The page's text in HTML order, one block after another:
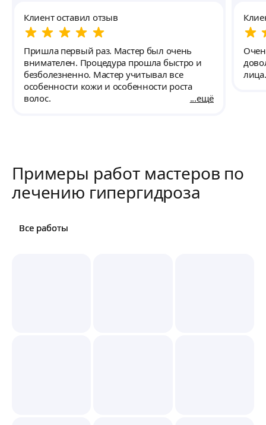
Клиент оставил отзыв
Пришла первый раз. Мастер был очень
внимателен. Процедура прошла быстро и
безболезненно. Мастер учитывал все
особенности кожи и особенности роста
волос.
ещё
Примеры работ мастеров по
лечению гипергидроза
Все работы
Все работы